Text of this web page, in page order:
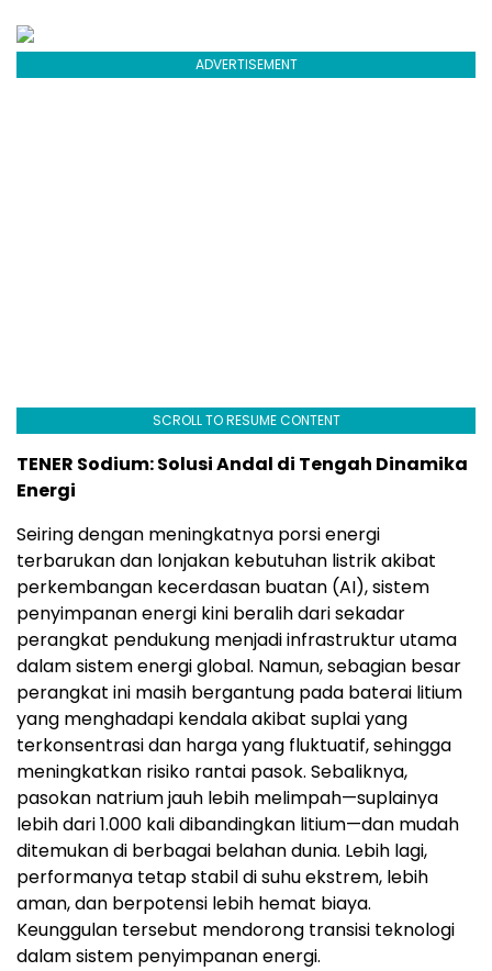
ADVERTISEMENT
SCROLL TO RESUME CONTENT
TENER Sodium: Solusi Andal di Tengah Dinamika
Energi
Seiring dengan meningkatnya porsi energi
terbarukan dan lonjakan kebutuhan listrik akibat
perkembangan kecerdasan buatan (AI), sistem
penyimpanan energi kini beralih dari sekadar
perangkat pendukung menjadi infrastruktur utama
dalam sistem energi global. Namun, sebagian besar
perangkat ini masih bergantung pada baterai litium
yang menghadapi kendala akibat suplai yang
terkonsentrasi dan harga yang fluktuatif, sehingga
meningkatkan risiko rantai pasok. Sebaliknya,
pasokan natrium jauh lebih melimpah—suplainya
lebih dari 1.000 kali dibandingkan litium—dan mudah
ditemukan di berbagai belahan dunia. Lebih lagi,
performanya tetap stabil di suhu ekstrem, lebih
aman, dan berpotensi lebih hemat biaya.
Keunggulan tersebut mendorong transisi teknologi
dalam sistem penyimpanan energi.